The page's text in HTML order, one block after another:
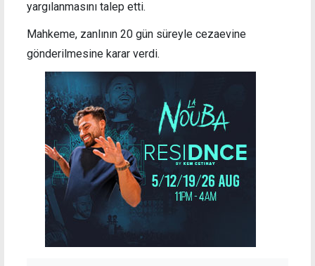
yargılanmasını talep etti.
Mahkeme, zanlının 20 gün süreyle cezaevine
gönderilmesine karar verdi.